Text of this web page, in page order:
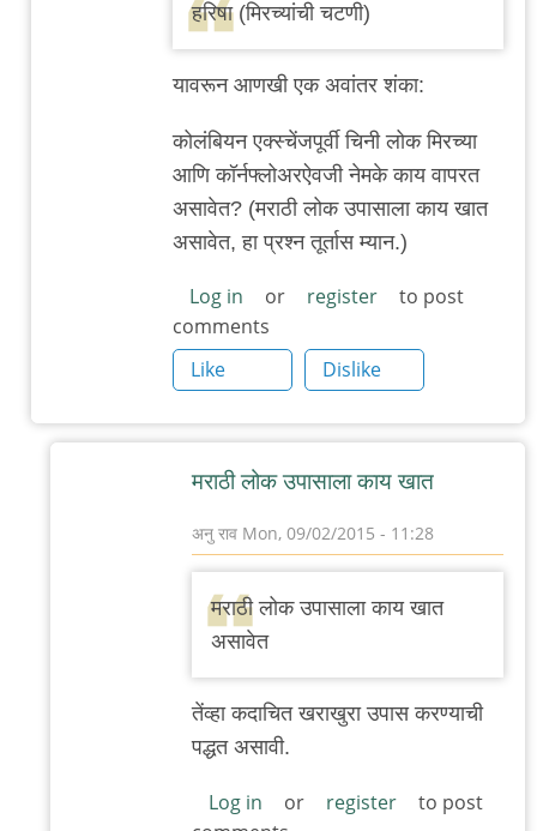
इराणी/
मध्य-
पूर्व
नंदन
हरिषा (मिरच्यांची चटणी)
यावरून आणखी एक अवांतर शंका:
कोलंबियन एक्स्चेंजपूर्वी चिनी लोक मिरच्या
आणि कॉर्नफ्लोअरऐवजी नेमके काय वापरत
असावेत? (मराठी लोक उपासाला काय खात
असावेत, हा प्रश्न तूर्तास म्यान.)
Log in or register
to post
comments
Like
Dislike
मराठी लोक उपासाला काय खात
अनु राव Mon, 09/02/2015 - 11:28
reply
to
आणखी
by
'न'वी
मराठी लोक उपासाला काय खात
असावेत
तेंव्हा कदाचित खराखुरा उपास करण्याची
पद्धत असावी.
Log in or register
to post